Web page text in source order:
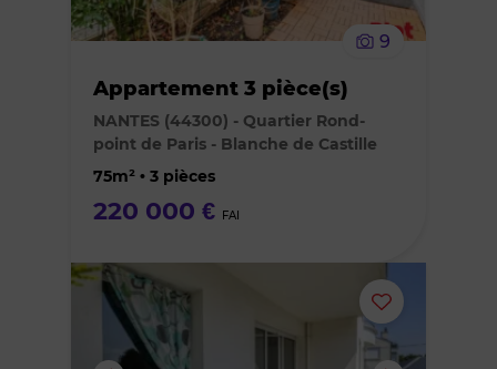
le
9
Appartement 3 pièce(s)
NANTES (44300) - Quartier Rond-
point de Paris - Blanche de Castille
75m² • 3 pièces
220 000 € FAI
Ajouter
ou